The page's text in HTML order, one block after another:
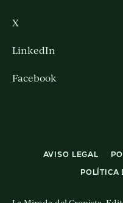
X
LinkedIn
Facebook
AVISO LEGAL
POLÍTICA